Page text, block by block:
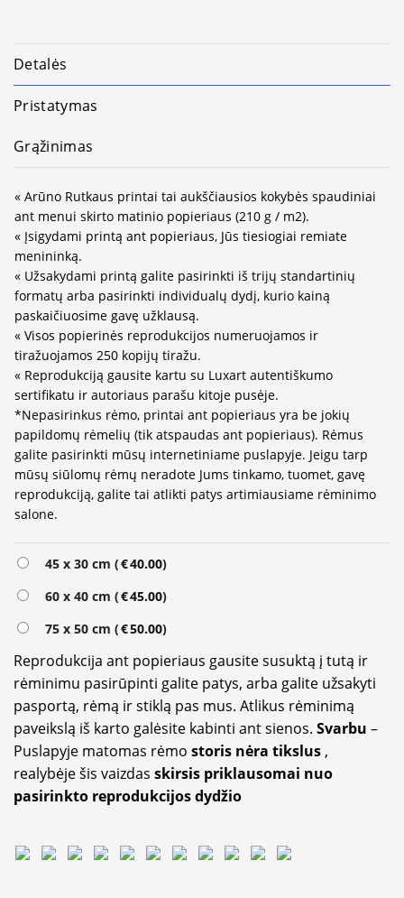
Detalės
Pristatymas
Grąžinimas
« Arūno Rutkaus printai tai aukščiausios kokybės spaudiniai
ant menui skirto matinio popieriaus (210 g / m2).
« Įsigydami printą ant popieriaus, Jūs tiesiogiai remiate
menininką.
« Užsakydami printą galite pasirinkti iš trijų standartinių
formatų arba pasirinkti individualų dydį, kurio kainą
paskaičiuosime gavę užklausą.
« Visos popierinės reprodukcijos numeruojamos ir
tiražuojamos 250 kopijų tiražu.
« Reprodukciją gausite kartu su Luxart autentiškumo
sertifikatu ir autoriaus parašu kitoje pusėje.
*Nepasirinkus rėmo, printai ant popieriaus yra be jokių
papildomų rėmelių (tik atspaudas ant popieriaus). Rėmus
galite pasirinkti mūsų internetiniame puslapyje. Jeigu tarp
mūsų siūlomų rėmų neradote Jums tinkamo, tuomet, gavę
reprodukciją, galite tai atlikti patys artimiausiame rėminimo
salone.
45 x 30 cm (€40.00)
60 x 40 cm (€45.00)
75 x 50 cm (€50.00)
Reprodukcija ant popieriaus gausite susuktą į tutą ir
rėminimu pasirūpinti galite patys, arba galite užsakyti
pasportą, rėmą ir stiklą pas mus. Atlikus rėminimą
paveikslą iš karto galėsite kabinti ant sienos. Svarbu –
Puslapyje matomas rėmo storis nėra tikslus ,
realybėje šis vaizdas skirsis priklausomai nuo
pasirinkto reprodukcijos dydžio